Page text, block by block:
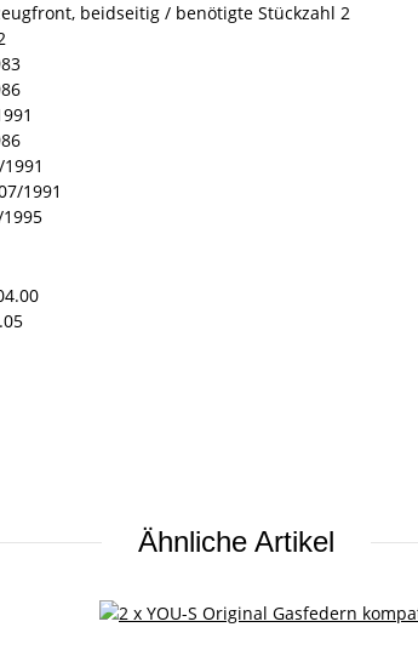
beidseitig / benötigte Stückzahl 2
1991
Ähnliche Artikel